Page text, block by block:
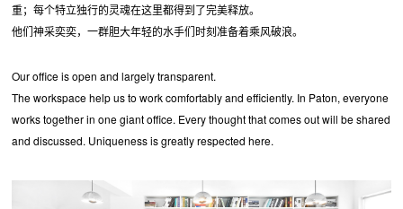
重；每个特立独行的灵魂在这里都得到了完美释放。
他们神采奕奕，一群胆大年轻的水手们时刻准备着乘风破浪。
Our office is open and largely transparent.
The workspace help us to work comfortably and efficiently. In Paton, everyone
works together in one giant office. Every thought that comes out will be shared
and discussed. Uniqueness is greatly respected here.